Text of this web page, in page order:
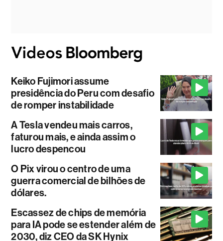
Keiko Fujimori assume
presidência do Peru com desafio
de romper instabilidade
A Tesla vendeu mais carros,
faturou mais, e ainda assim o
lucro despencou
O Pix virou o centro de uma
guerra comercial de bilhões de
dólares.
Escassez de chips de memória
para IA pode se estender além de
2030, diz CEO da SK Hynix